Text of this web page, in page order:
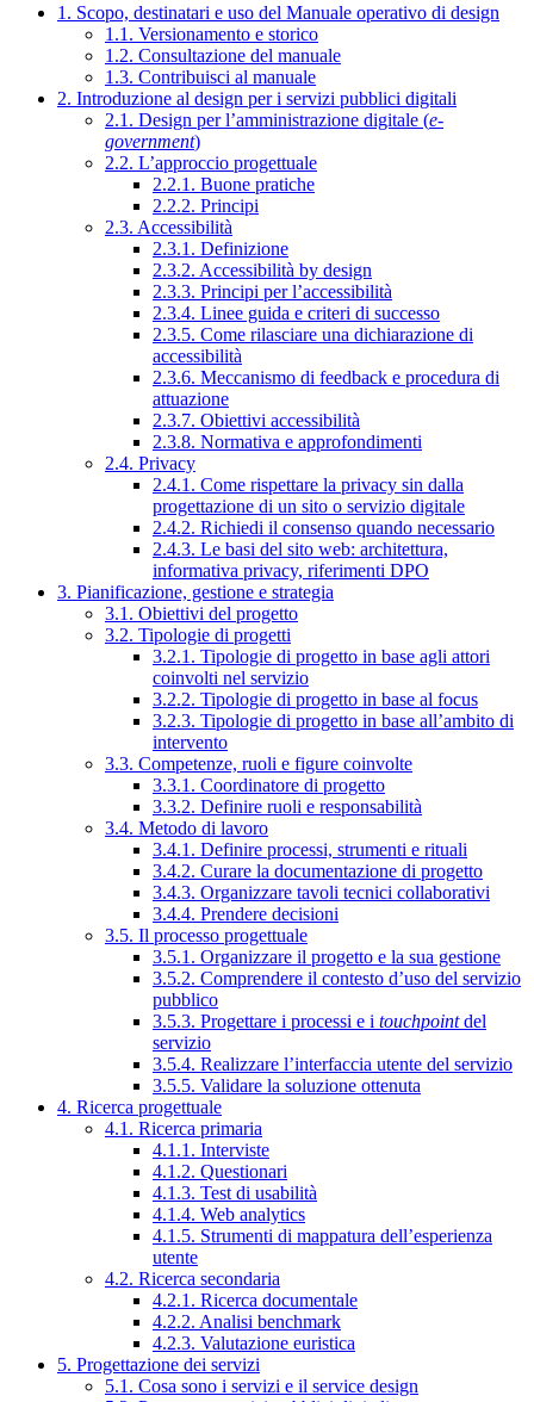
1. Scopo, destinatari e uso del Manuale operativo di design
1.1. Versionamento e storico
1.2. Consultazione del manuale
1.3. Contribuisci al manuale
2. Introduzione al design per i servizi pubblici digitali
2.1. Design per l’amministrazione digitale (e-
government)
2.2. L’approccio progettuale
2.2.1. Buone pratiche
2.2.2. Principi
2.3. Accessibilità
2.3.1. Definizione
2.3.2. Accessibilità by design
2.3.3. Principi per l’accessibilità
2.3.4. Linee guida e criteri di successo
2.3.5. Come rilasciare una dichiarazione di
accessibilità
2.3.6. Meccanismo di feedback e procedura di
attuazione
2.3.7. Obiettivi accessibilità
2.3.8. Normativa e approfondimenti
2.4. Privacy
2.4.1. Come rispettare la privacy sin dalla
progettazione di un sito o servizio digitale
2.4.2. Richiedi il consenso quando necessario
2.4.3. Le basi del sito web: architettura,
informativa privacy, riferimenti DPO
3. Pianificazione, gestione e strategia
3.1. Obiettivi del progetto
3.2. Tipologie di progetti
3.2.1. Tipologie di progetto in base agli attori
coinvolti nel servizio
3.2.2. Tipologie di progetto in base al focus
3.2.3. Tipologie di progetto in base all’ambito di
intervento
3.3. Competenze, ruoli e figure coinvolte
3.3.1. Coordinatore di progetto
3.3.2. Definire ruoli e responsabilità
3.4. Metodo di lavoro
3.4.1. Definire processi, strumenti e rituali
3.4.2. Curare la documentazione di progetto
3.4.3. Organizzare tavoli tecnici collaborativi
3.4.4. Prendere decisioni
3.5. Il processo progettuale
3.5.1. Organizzare il progetto e la sua gestione
3.5.2. Comprendere il contesto d’uso del servizio
pubblico
3.5.3. Progettare i processi e i touchpointdel
servizio
3.5.4. Realizzare l’interfaccia utente del servizio
3.5.5. Validare la soluzione ottenuta
4. Ricerca progettuale
4.1. Ricerca primaria
4.1.1. Interviste
4.1.2. Questionari
4.1.3. Test di usabilità
4.1.4. Web analytics
4.1.5. Strumenti di mappatura dell’esperienza
utente
4.2. Ricerca secondaria
4.2.1. Ricerca documentale
4.2.2. Analisi benchmark
4.2.3. Valutazione euristica
5. Progettazione dei servizi
5.1. Cosa sono i servizi e il service design